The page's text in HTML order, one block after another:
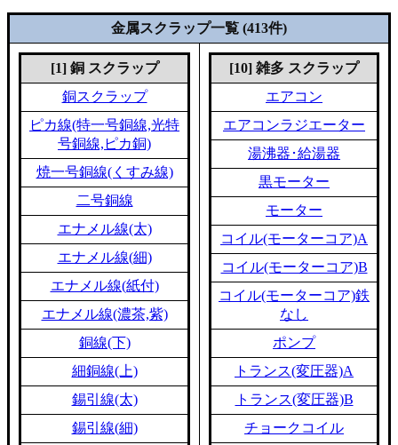
金属スクラップ一覧 (413件)
[1] 銅 スクラップ
銅スクラップ
ピカ線(特一号銅線,光特
号銅線,ピカ銅)
焼一号銅線(くすみ線)
二号銅線
エナメル線(太)
エナメル線(細)
エナメル線(紙付)
エナメル線(濃茶,紫)
銅線(下)
細銅線(上)
錫引線(太)
錫引線(細)
[10] 雑多 スクラップ
エアコン
エアコンラジエーター
湯沸器･給湯器
黒モーター
モーター
コイル(モーターコア)A
コイル(モーターコア)B
コイル(モーターコア)鉄
なし
ポンプ
トランス(変圧器)A
トランス(変圧器)B
チョークコイル